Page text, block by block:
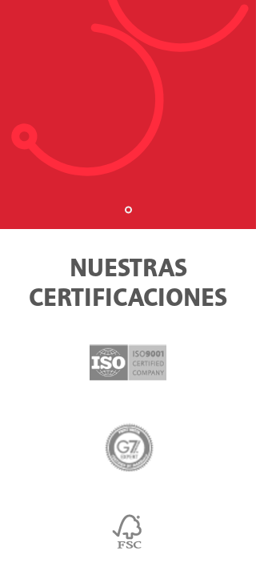
NUESTRAS
CERTIFICACIONES